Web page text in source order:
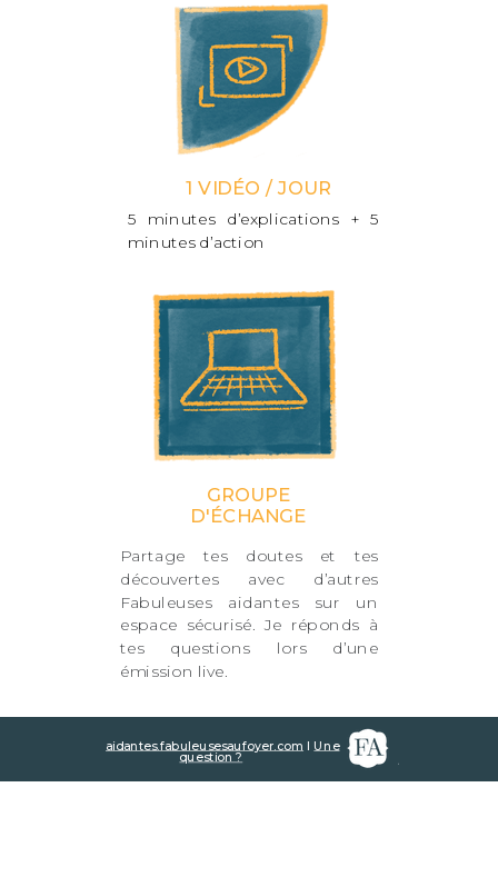
aidantes.fabuleusesaufoyer.com I Une
question ?
GROUPE
D'ÉCHANGE
5 minutes d’explications + 5
minutes d’action
Partage tes doutes et tes
découvertes avec d’autres
Fabuleuses aidantes sur un
espace sécurisé. Je réponds à
tes questions lors d’une
émission live.
1 VIDÉO / JOUR